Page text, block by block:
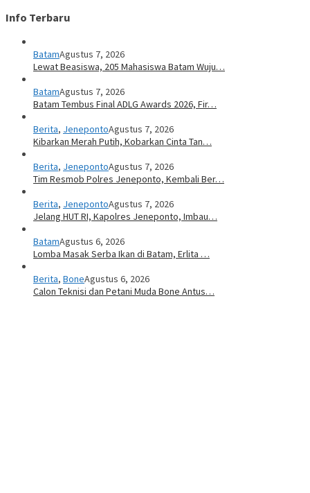
Info Terbaru
BatamAgustus 7, 2026
Lewat Beasiswa, 205 Mahasiswa Batam Wuju…
BatamAgustus 7, 2026
Batam Tembus Final ADLG Awards 2026, Fir…
Berita, JenepontoAgustus 7, 2026
Kibarkan Merah Putih, Kobarkan Cinta Tan…
Berita, JenepontoAgustus 7, 2026
Tim Resmob Polres Jeneponto, Kembali Ber…
Berita, JenepontoAgustus 7, 2026
Jelang HUT RI, Kapolres Jeneponto, Imbau…
BatamAgustus 6, 2026
Lomba Masak Serba Ikan di Batam, Erlita …
Berita, BoneAgustus 6, 2026
Calon Teknisi dan Petani Muda Bone Antus…